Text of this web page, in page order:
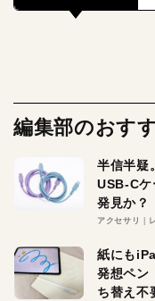
編集部のおす
半信半疑
USB-Cケ
発見か？
アクセサリ
紙にも
発想ペン
ち替え不